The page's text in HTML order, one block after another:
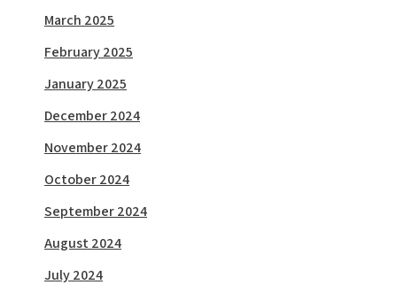
March 2025
February 2025
January 2025
December 2024
November 2024
October 2024
September 2024
August 2024
July 2024